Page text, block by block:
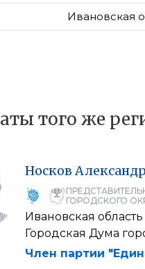
Ивановская
того же
Носков Александр
ГОРОДСКОГО
Ивановская область
Городская Дума
Член партии